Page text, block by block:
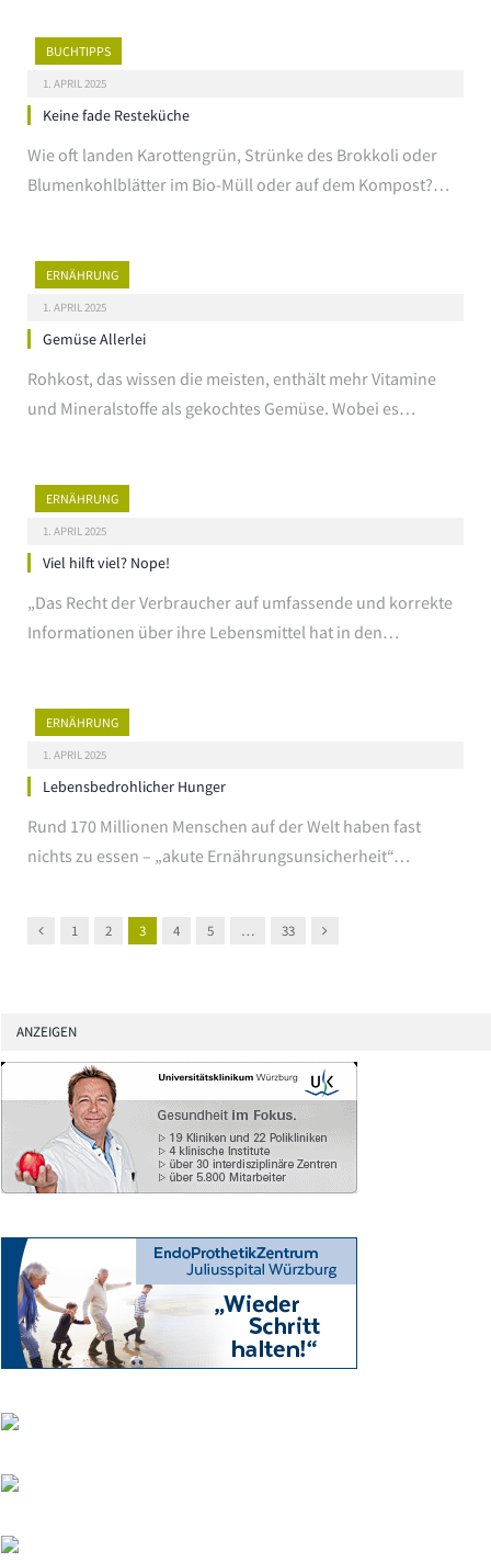
BUCHTIPPS
1. APRIL 2025
Keine fade Resteküche
Wie oft landen Karottengrün, Strünke des Brokkoli oder
Blumenkohlblätter im Bio-Müll oder auf dem Kompost?…
ERNÄHRUNG
1. APRIL 2025
Gemüse Allerlei
Rohkost, das wissen die meisten, enthält mehr Vitamine
und Mineralstoffe als gekochtes Gemüse. Wobei es…
ERNÄHRUNG
1. APRIL 2025
Viel hilft viel? Nope!
„Das Recht der Verbraucher auf umfassende und korrekte
Informationen über ihre Lebensmittel hat in den…
ERNÄHRUNG
1. APRIL 2025
Lebensbedrohlicher Hunger
Rund 170 Millionen Menschen auf der Welt haben fast
nichts zu essen – „akute Ernährungsunsicherheit“…
Previous
1 2 3 4 5 … 33 Next
ANZEIGEN